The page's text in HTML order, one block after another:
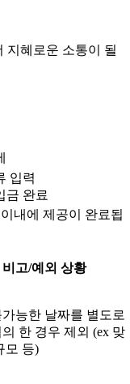
지혜로운 소통이 될
입력
금 완료
내에 제공이 완료됩
비고/예외 상황
능한 날짜를 별도로
한 경우 제외 (ex 맞
모 등)